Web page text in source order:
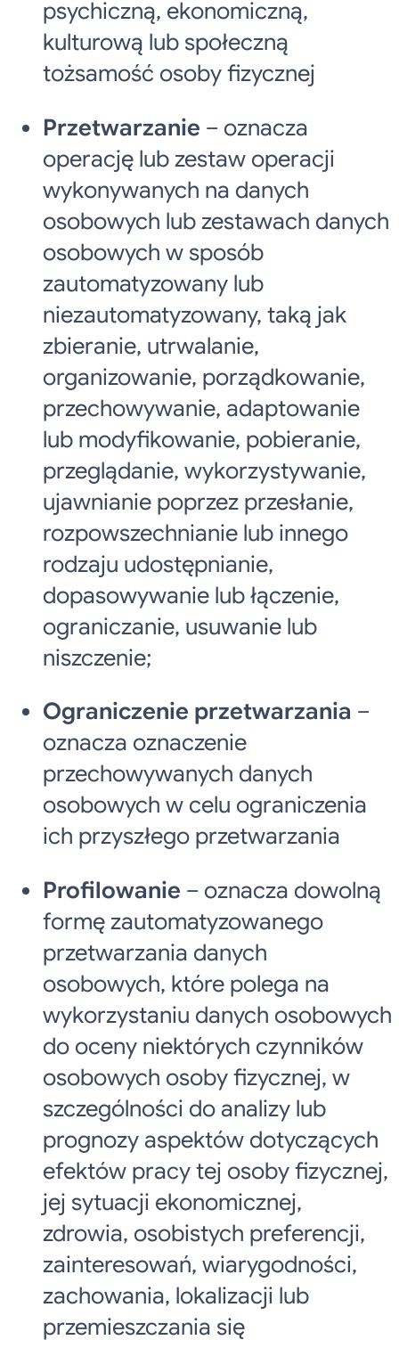
psychiczną, ekonomiczną,
kulturową lub społeczną
tożsamość osoby fizycznej
Przetwarzanie – oznacza
operację lub zestaw operacji
wykonywanych na danych
osobowych lub zestawach danych
osobowych w sposób
zautomatyzowany lub
niezautomatyzowany, taką jak
zbieranie, utrwalanie,
organizowanie, porządkowanie,
przechowywanie, adaptowanie
lub modyfikowanie, pobieranie,
przeglądanie, wykorzystywanie,
ujawnianie poprzez przesłanie,
rozpowszechnianie lub innego
rodzaju udostępnianie,
dopasowywanie lub łączenie,
ograniczanie, usuwanie lub
niszczenie;
Ograniczenie przetwarzania –
oznacza oznaczenie
przechowywanych danych
osobowych w celu ograniczenia
ich przyszłego przetwarzania
Profilowanie – oznacza dowolną
formę zautomatyzowanego
przetwarzania danych
osobowych, które polega na
wykorzystaniu danych osobowych
do oceny niektórych czynników
osobowych osoby fizycznej, w
szczególności do analizy lub
prognozy aspektów dotyczących
efektów pracy tej osoby fizycznej,
jej sytuacji ekonomicznej,
zdrowia, osobistych preferencji,
zainteresowań, wiarygodności,
zachowania, lokalizacji lub
przemieszczania się